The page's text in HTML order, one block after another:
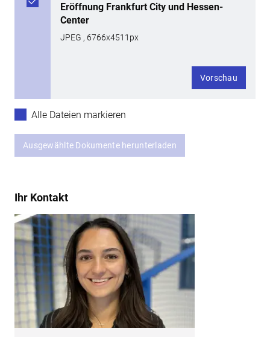
Eröffnung Frankfurt City und Hessen-
Center
JPEG , 6766x4511px
Vorschau
Alle Dateien markieren
Ausgewählte Dokumente herunterladen
Ihr Kontakt